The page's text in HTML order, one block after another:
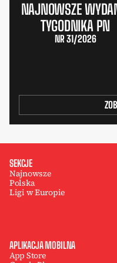
NAJNOWSZE
TYGODNIKA PN
NR 31/2026
SEKCJE
Najnowsze
Polska
Ligi w Europie
APLIKACJA MOBILNA
App Store